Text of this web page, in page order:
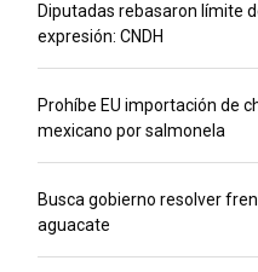
Diputadas rebasaron límite
expresión: CNDH
Prohíbe EU importación de
mexicano por salmonela
Busca gobierno resolver
aguacate